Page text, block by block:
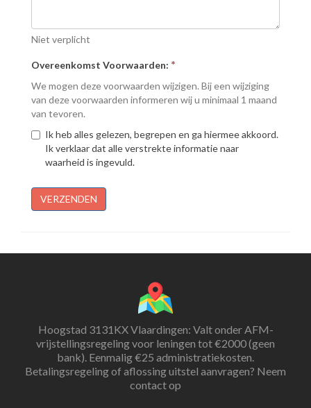
Niet verplicht
Overeenkomst Voorwaarden: *
We mogen deze voorwaarden wijzigen. Bij een wijziging
van deze voorwaarden informeren wij u minimaal 1 maand
van tevoren.
Ik heb alles gelezen, begrepen en ga hiermee akkoord.
Ik verklaar dat alle verstrekte informatie naar
waarheid is ingevuld.
VERZENDEN
Hoogstad 3131KX Vlaardingen: Valt onder AFM-
vrijstellingsregeling voor leningen tot €2000 (geen
bank). Eenmalig €25 administratiekosten.
Betalingsregeling of aflossing uitstel aanvragen? Neem
contact op